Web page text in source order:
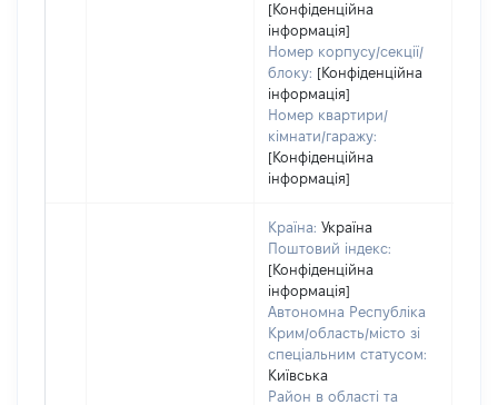
[Конфіденційна
інформація]
Номер корпусу/секції/
блоку: [Конфіденційна
інформація]
Номер квартири/
кімнати/гаражу:
[Конфіденційна
інформація]
Країна: Україна
Поштовий індекс:
[Конфіденційна
інформація]
Автономна Республіка
Крим/область/місто зі
спеціальним статусом:
Київська
Район в області та